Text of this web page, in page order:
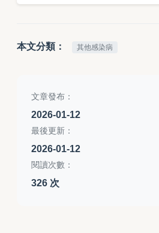
本文分類： 其他感染病
文章發布：
2026-01-12
最後更新：
2026-01-12
閱讀次數：
326 次